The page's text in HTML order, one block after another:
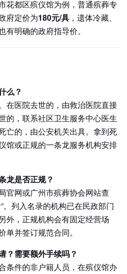
花都区殡仪馆为例，普通殡葬专
府定价为180元/具 ，遗体冷藏、
明确的政府指导价。
么？
在医院去世的，由救治医院直接
的，联系社区卫生服务中心医生
亡的，由公安机关出具。拿到死
馆或正规的一条龙服务机构安排
龙是否正规？
官网或广州市殡葬协会网站查
。列入名录的机构已在民政部门
外，正规机构会有固定经营场
单并签订规范合同。
？需要额外手续吗？
条件的非户籍人员，在殡仪馆办